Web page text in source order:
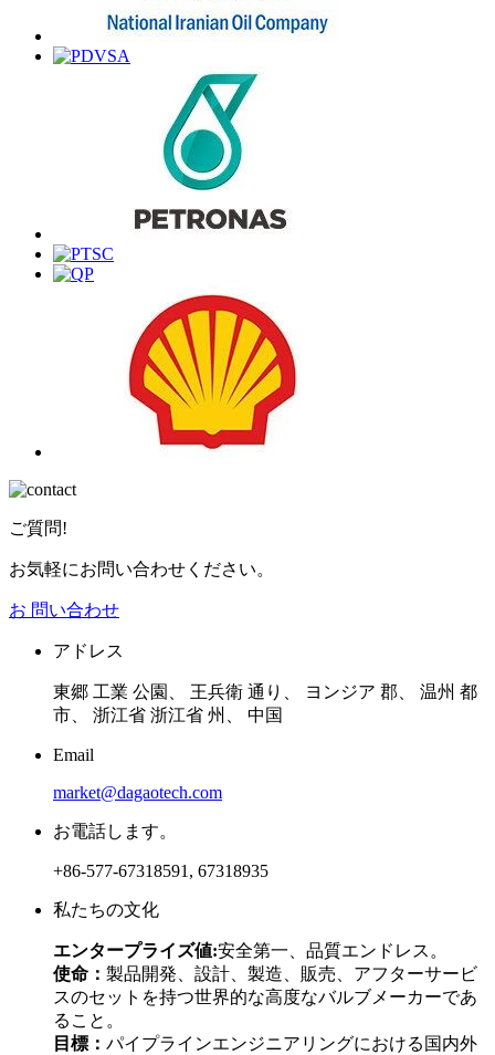
ご質問!
お気軽にお問い合わせください。
お 問い合わせ
アドレス
東郷 工業 公園、 王兵衛 通り、 ヨンジア 郡、 温州 都
市、 浙江省 浙江省 州、 中国
Email
market@dagaotech.com
お電話します。
+86-577-67318591, 67318935
私たちの文化
エンタープライズ値:安全第一、品質エンドレス。
使命： 製品開発、設計、製造、販売、アフターサービ
スのセットを持つ世界的な高度なバルブメーカーであ
ること。
目標： パイプラインエンジニアリングにおける国内外